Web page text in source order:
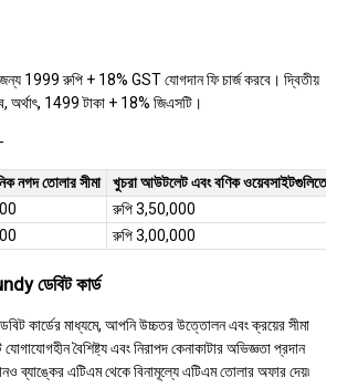
1999 রুপি + 18% GST যোগদান ফি চার্জ করবে। দ্বিতীয়
অর্থাৎ, 1499 টাকা + 18% জিএসটি।
নগদ তোলার সীমা
খুচরা আউটলেট এবং বণিক ওয়েবসাইটগুলিতে
রুপি 3,50,000
রুপি 3,00,000
ডেবিট কার্ড
কার্ডের মাধ্যমে, আপনি উচ্চতর উত্তোলন এবং ক্রয়ের সীমা
বৈশিষ্ট্য এবং নিরাপদ কেনাকাটার অভিজ্ঞতা প্রদান
ব্যাঙ্কের এটিএম থেকে বিনামূল্যে এটিএম তোলার অফার দেয়৷